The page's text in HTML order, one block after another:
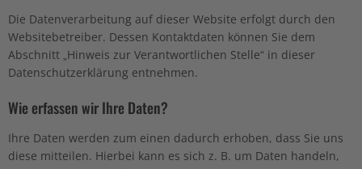
Die Datenverarbeitung auf dieser Website erfolgt durch den
Websitebetreiber. Dessen Kontaktdaten können Sie dem
Abschnitt „Hinweis zur Verantwortlichen Stelle“ in dieser
Datenschutzerklärung entnehmen.
Wie erfassen wir Ihre Daten?
Ihre Daten werden zum einen dadurch erhoben, dass Sie uns
diese mitteilen. Hierbei kann es sich z. B. um Daten handeln,